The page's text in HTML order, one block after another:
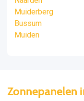
Muiderberg
Bussum
Muiden
Zonnepanelen